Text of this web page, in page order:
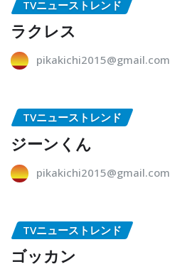
TVニューストレンド
ラクレス
pikakichi2015@gmail.com
TVニューストレンド
ジーンくん
pikakichi2015@gmail.com
TVニューストレンド
ゴッカン